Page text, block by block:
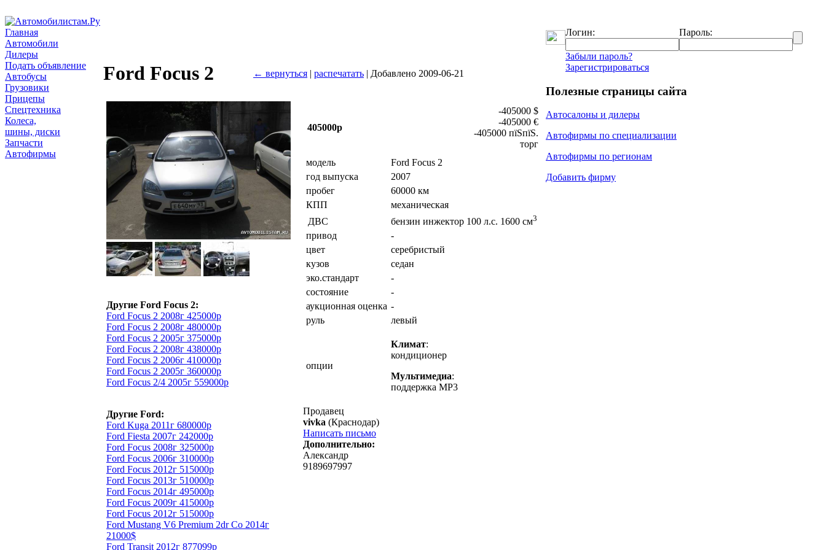
Главная
Автомобили
Дилеры
Подать объявление
Автобусы
Грузовики
Прицепы
Спецтехника
Колеса,
шины, диски
Запчасти
Автофирмы
Ford Focus 2 ← вернуться | распечатать | Добавлено 2009-06-21
Другие Ford Focus 2:
Ford Focus 2 2008г 425000р
Ford Focus 2 2008г 480000р
Ford Focus 2 2005г 375000р
Ford Focus 2 2008г 438000р
Ford Focus 2 2006г 410000р
Ford Focus 2 2005г 360000р
Ford Focus 2/4 2005г 559000р
Другие Ford:
Ford Kuga 2011г 680000р
Ford Fiesta 2007г 242000р
Ford Focus 2008г 325000р
Ford Focus 2006г 310000р
Ford Focus 2012г 515000р
Ford Focus 2013г 510000р
Ford Focus 2014г 495000р
Ford Focus 2009г 415000р
Ford Focus 2012г 515000р
Ford Mustang V6 Premium 2dr Co 2014г
21000$
Ford Transit 2012г 877099р
405000р
-405000 $
-405000 €
-405000 пїЅпїЅ.
торг
модель
Ford Focus 2
год выпуска
2007
пробег
60000 км
КПП
механическая
ДВС
бензин инжектор 100 л.с. 1600 см3
привод
-
цвет
серебристый
кузов
седан
эко.стандарт
-
состояние
-
аукционная оценка -
руль
левый
опции
Климат:
кондиционер
Мультимедиа:
поддержка MP3
Продавец
vivka (Краснодар)
Написать письмо
Дополнительно:
Александр
9189697997
Логин: Пароль:
Забыли пароль?
Зарегистрироваться
Полезные страницы сайта
Автосалоны и дилеры
Автофирмы по специализации
Автофирмы по регионам
Добавить фирму